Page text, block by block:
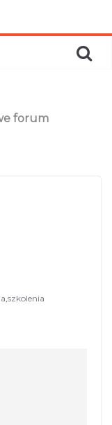
forum
,szkolenia